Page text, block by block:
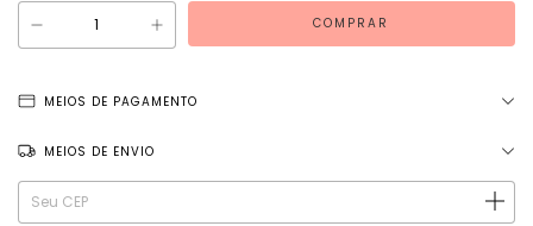
MEIOS DE PAGAMENTO
MEIOS DE ENVIO
Entregas para o CEP:
ALTERAR CEP